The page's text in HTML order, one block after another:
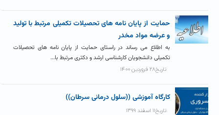
حمایت از پایان نامه های تحصیلات تکمیلی مرتبط با تولید
و عرضه مواد مخدر
به اطلاع می رساند در راستای حمایت از پایان نامه های تحصیلات
تکمیلی دانشجویان کارشناسی ارشد و دکتری مرتبط با...
تاریخ۲۸ فروردین ۱۴۰۰
کارگاه آموزشی ((سلول درمانی سرطان))
تاریخ۱۱ اسفند ۱۳۹۹